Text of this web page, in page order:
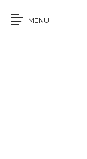
MENU